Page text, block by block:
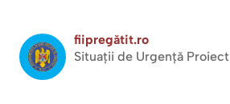
fiipregătit.ro
Situații de Urgență Proiect